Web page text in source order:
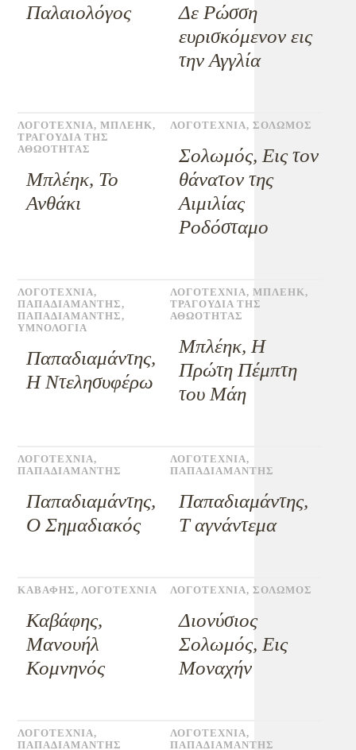
Παλαιολόγος
Δε Ρώσση
ευρισκόμενον εις
την Αγγλία
ΛΟΓΟΤΕΧΝΙΑ,ΜΠΛΕΗΚ,
ΤΡΑΓΟΥΔΙΑ ΤΗΣ
ΑΘΩΟΤΗΤΑΣ
Μπλέηκ, Το
Ανθάκι
ΛΟΓΟΤΕΧΝΙΑ, ΣΟΛΩΜΟΣ
Σολωμός, Εις τον
θάνατον της
Αιμιλίας
Ροδόσταμο
ΛΟΓΟΤΕΧΝΙΑ,
ΠΑΠΑΔΙΑΜΑΝΤΗΣ,
ΠΑΠΑΔΙΑΜΑΝΤΗΣ,
ΥΜΝΟΛΟΓΙΑ
Παπαδιαμάντης,
Η Ντελησυφέρω
ΛΟΓΟΤΕΧΝΙΑ, ΜΠΛΕΗΚ,
ΤΡΑΓΟΥΔΙΑ ΤΗΣ
ΑΘΩΟΤΗΤΑΣ
Μπλέηκ, Η
Πρώτη Πέμπτη
του Μάη
ΛΟΓΟΤΕΧΝΙΑ,
ΠΑΠΑΔΙΑΜΑΝΤΗΣ
Παπαδιαμάντης,
Ο Σημαδιακός
ΛΟΓΟΤΕΧΝΙΑ,
ΠΑΠΑΔΙΑΜΑΝΤΗΣ
Παπαδιαμάντης,
Τ αγνάντεμα
ΚΑΒΑΦΗΣ,ΛΟΓΟΤΕΧΝΙΑ
Καβάφης,
Μανουήλ
Κομνηνός
ΛΟΓΟΤΕΧΝΙΑ, ΣΟΛΩΜΟΣ
Διονύσιος
Σολωμός, Εις
Μοναχήν
ΛΟΓΟΤΕΧΝΙΑ,
ΠΑΠΑΔΙΑΜΑΝΤΗΣ
ΛΟΓΟΤΕΧΝΙΑ,
ΠΑΠΑΔΙΑΜΑΝΤΗΣ